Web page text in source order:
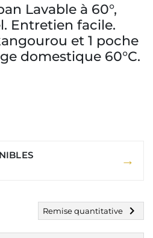
Lavable à 60°,
Entretien facile.
et 1 poche
domestique 60°C.
→
Remise quantitative chevron_right